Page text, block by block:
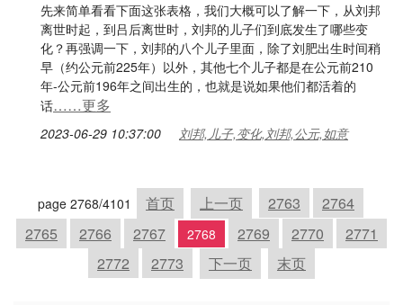
先来简单看看下面这张表格，我们大概可以了解一下，从刘邦
离世时起，到吕后离世时，刘邦的儿子们到底发生了哪些变
化？再强调一下，刘邦的八个儿子里面，除了刘肥出生时间稍
早（约公元前225年）以外，其他七个儿子都是在公元前210
年-公元前196年之间出生的，也就是说如果他们都活着的
话……更多
2023-06-29 10:37:00 刘邦,儿子,变化,刘邦,公元,如意
page 2768/4101 首页 上一页 2763
2764
2765
2766 2767 2768 2769 2770
2771
2772
2773 下一页 末页